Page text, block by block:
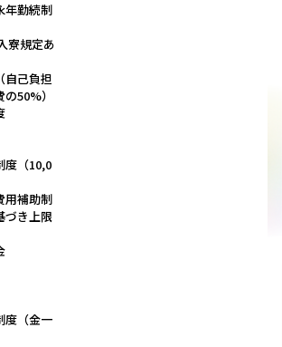
年勤続制
寮規定あ
己負担
50%）
度（10,0
用補助制
づき上限
度（金一